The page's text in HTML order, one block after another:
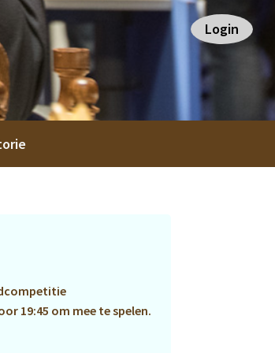
Login
19:45 om mee te spelen.